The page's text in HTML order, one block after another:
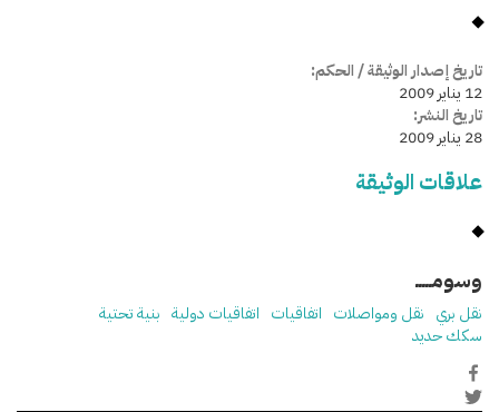
تاريخ إصدار الوثيقة / الحكم:
12 يناير 2009
تاريخ النشر:
28 يناير 2009
علاقات الوثيقة
وسومـــــ
نقل بري نقل ومواصلات اتفاقيات اتفاقيات دولية بنية تحتية
سكك حديد